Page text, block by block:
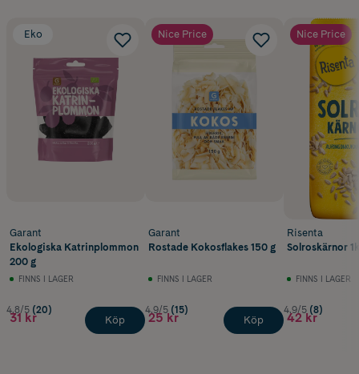
Eko
Garant
Ekologiska Katrinplommon
200 g
FINNS I LAGER
4.8/5 (20)
31 kr Köp
Nice Price
Garant
Rostade Kokosflakes 150 g
FINNS I LAGER
4.9/5 (15)
25 kr Köp
Nice Price
Risenta
Solroskärnor
FINNS I LAGER
4.9/5 (8)
42 kr